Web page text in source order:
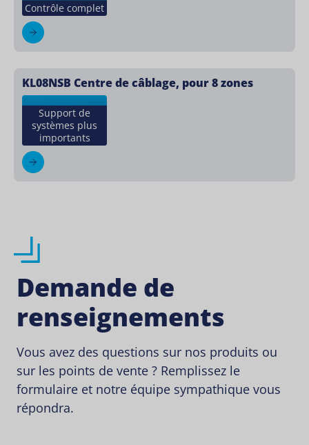
Contrôle complet
KL08NSB Centre de câblage, pour 8 zones
Support de
systèmes plus
importants
Demande de
renseignements
Vous avez des questions sur nos produits ou
sur les points de vente ? Remplissez le
formulaire et notre équipe sympathique vous
répondra.